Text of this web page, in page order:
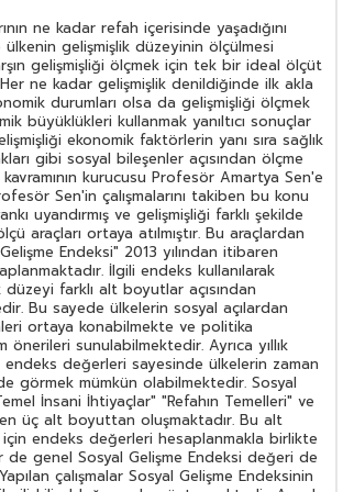
ne kadar refah içerisinde yaşadığını
gelişmişlik düzeyinin ölçülmesi
gelişmişliği ölçmek için tek bir ideal ölçüt
ne kadar gelişmişlik denildiğinde ilk akla
durumları olsa da gelişmişliği ölçmek
büyüklükleri kullanmak yanıltıcı sonuçlar
ekonomik faktörlerin yanı sıra sağlık
gibi sosyal bileşenler açısından ölçme
kurucusu Profesör Amartya Sen'e
Sen'in çalışmalarını takiben bu konu
uyandırmış ve gelişmişliği farklı şekilde
araçları ortaya atılmıştır. Bu araçlardan
Endeksi" 2013 yılından itibaren
İlgili endeks kullanılarak
düzeyi farklı alt boyutlar açısından
Bu sayede ülkelerin sosyal açılardan
ortaya konabilmekte ve politika
önerileri sunulabilmektedir. Ayrıca yıllık
değerleri sayesinde ülkelerin zaman
görmek mümkün olabilmektedir. Sosyal
İnsani İhtiyaçlar" "Refahın Temelleri" ve
üç alt boyuttan oluşmaktadır. Bu alt
endeks değerleri hesaplanmakla birlikte
genel Sosyal Gelişme Endeksi değeri de
çalışmalar Sosyal Gelişme Endeksinin